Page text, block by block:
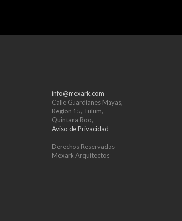
info@mexark.com
Calle Guardianes Mayas,
Region 15, Tulum,
Quintana Roo,
Aviso de Privacidad
Derechos Reservados
Mexark Arquitectos